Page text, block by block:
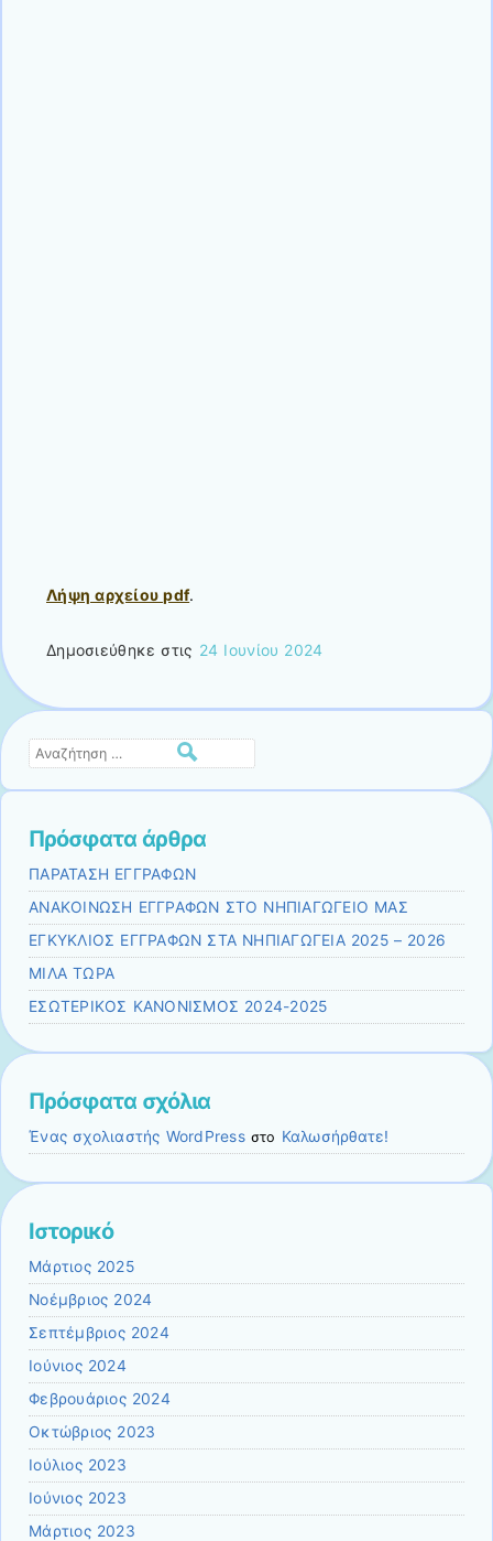
Λήψη αρχείου pdf.
Δημοσιεύθηκε στις 24 Ιουνίου 2024
Αναζήτηση
Πρόσφατα άρθρα
ΠΑΡΑΤΑΣΗ ΕΓΓΡΑΦΩΝ
ΑΝΑΚΟΙΝΩΣΗ ΕΓΓΡΑΦΩΝ ΣΤΟ ΝΗΠΙΑΓΩΓΕΙΟ ΜΑΣ
ΕΓΚΥΚΛΙΟΣ ΕΓΓΡΑΦΩΝ ΣΤΑ ΝΗΠΙΑΓΩΓΕΙΑ 2025 – 2026
ΜΙΛΑ ΤΩΡΑ
ΕΣΩΤΕΡΙΚΟΣ ΚΑΝΟΝΙΣΜΟΣ 2024-2025
Πρόσφατα σχόλια
Ένας σχολιαστής WordPressστο Καλωσήρθατε!
Ιστορικό
Μάρτιος 2025
Νοέμβριος 2024
Σεπτέμβριος 2024
Ιούνιος 2024
Φεβρουάριος 2024
Οκτώβριος 2023
Ιούλιος 2023
Ιούνιος 2023
Μάρτιος 2023